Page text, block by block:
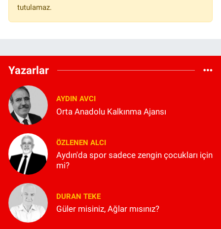
tutulamaz.
Yazarlar
AYDIN AVCI
Orta Anadolu Kalkınma Ajansı
ÖZLENEN ALCI
Aydın'da spor sadece zengin çocukları için
mi?
DURAN TEKE
Güler misiniz, Ağlar mısınız?